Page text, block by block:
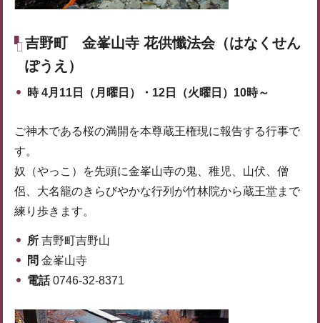
吉野町 金峯山寺 花供懺法会（はなくせん
ぽうえ）
時 4月11日（月曜日）・12日（火曜日）10時～
ご神木である桜の満開を本尊蔵王権現に報告する行事で
す。
奴（やっこ）を先頭に金峯山寺の鬼、稚児、山伏、僧
侶、大名籠のきらびやかな行列が竹林院から蔵王堂まで
練り歩きます。
所 吉野町吉野山
問 金峯山寺
電話0746-32-8371